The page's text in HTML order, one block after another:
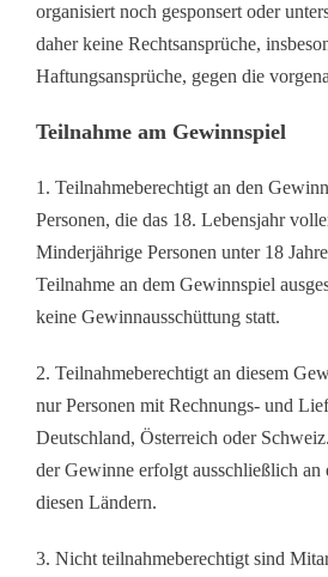
organisiert noch gesponsert oder
daher keine Rechtsansprüche,
Haftungsansprüche, gegen die
Teilnahme am Gewinnspiel
1. Teilnahmeberechtigt an den
Personen, die das 18. Lebensjahr
Minderjährige Personen unter 18
Teilnahme an dem Gewinnspiel
keine Gewinnausschüttung statt.
2. Teilnahmeberechtigt an diesem
nur Personen mit Rechnungs- und
Deutschland, Österreich oder
der Gewinne erfolgt ausschließlich an
diesen Ländern.
3. Nicht teilnahmeberechtigt sind